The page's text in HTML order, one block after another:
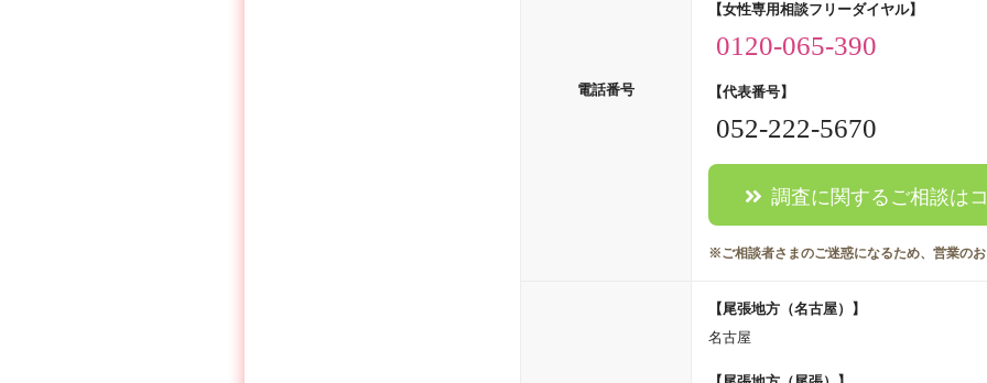
電話番号
【女性専用相談フリーダイヤル】
0120-065-390
【代表番号】
052-222-5670
調査に関するご相談は
※ご相談者さまのご迷惑になるため、営業の
【尾張地方（名古屋）】
名古屋